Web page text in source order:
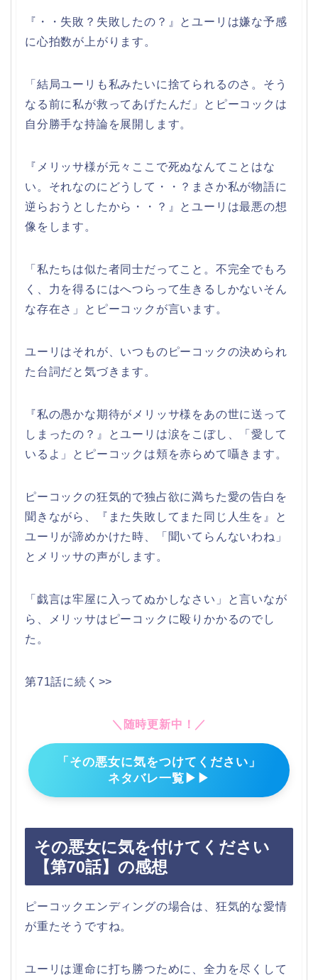
『・・失敗？失敗したの？』とユーリは嫌な予感
に心拍数が上がります。
「結局ユーリも私みたいに捨てられるのさ。そう
なる前に私が救ってあげたんだ」とピーコックは
自分勝手な持論を展開します。
『メリッサ様が元々ここで死ぬなんてことはな
い。それなのにどうして・・？まさか私が物語に
逆らおうとしたから・・？』とユーリは最悪の想
像をします。
「私たちは似た者同士だってこと。不完全でもろ
く、力を得るにはへつらって生きるしかないそん
な存在さ」とピーコックが言います。
ユーリはそれが、いつものピーコックの決められ
た台詞だと気づきます。
『私の愚かな期待がメリッサ様をあの世に送って
しまったの？』とユーリは涙をこぼし、「愛して
いるよ」とピーコックは頬を赤らめて囁きます。
ピーコックの狂気的で独占欲に満ちた愛の告白を
聞きながら、『また失敗してまた同じ人生を』と
ユーリが諦めかけた時、「聞いてらんないわね」
とメリッサの声がします。
「戯言は牢屋に入ってぬかしなさい」と言いなが
ら、メリッサはピーコックに殴りかかるのでし
た。
第71話に続く>>
＼随時更新中！／
「その悪女に気をつけてください」
ネタバレ一覧▶▶
その悪女に気を付けてください
【第70話】の感想
ピーコックエンディングの場合は、狂気的な愛情
が重たそうですね。
ユーリは運命に打ち勝つために、全力を尽くして